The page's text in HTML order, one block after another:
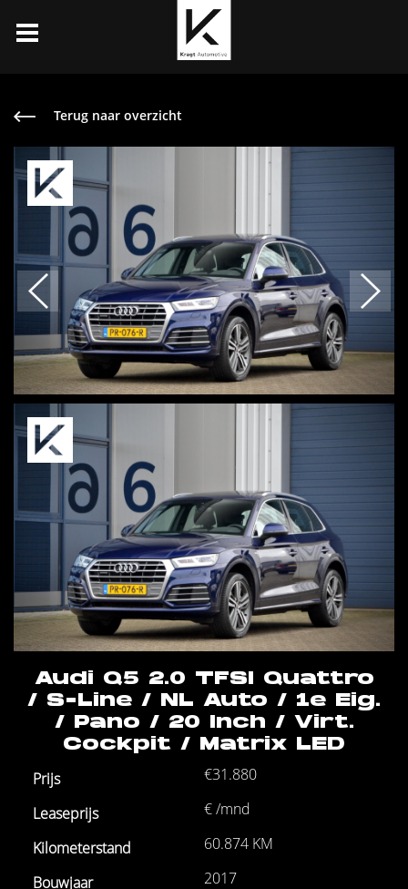
Terug naar overzicht
Audi Q5 2.0 TFSI Quattro
/ S-Line / NL Auto / 1e Eig.
/ Pano / 20 Inch / Virt.
Cockpit / Matrix LED
€31.880
€ /mnd
60.874 KM
2017